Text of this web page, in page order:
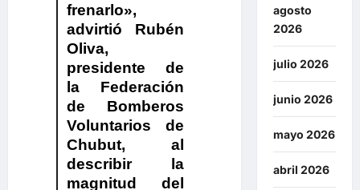
frenarlo»,
advirtió Rubén
Oliva,
presidente de
la Federación
de Bomberos
Voluntarios de
Chubut, al
describir la
magnitud del
agosto
2026
julio 2026
junio 2026
mayo 2026
abril 2026